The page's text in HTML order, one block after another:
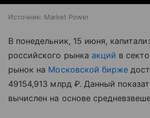
Источник: Market Power
В понедельник, 15 июня,
российского рынка акций в
рынок на Московской бирже
49154,913 млрд ₽. Данный
вычислен на основе